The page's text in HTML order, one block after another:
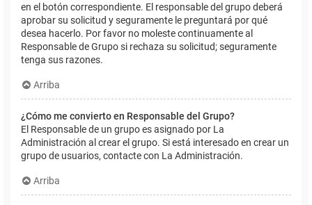
en el botón correspondiente. El responsable del grupo deberá
aprobar su solicitud y seguramente le preguntará por qué
desea hacerlo. Por favor no moleste continuamente al
Responsable de Grupo si rechaza su solicitud; seguramente
tenga sus razones.
Arriba
¿Cómo me convierto en Responsable del Grupo?
El Responsable de un grupo es asignado por La
Administración al crear el grupo. Si está interesado en crear un
grupo de usuarios, contacte con La Administración.
Arriba